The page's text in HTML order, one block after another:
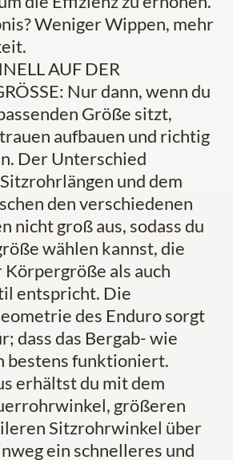
Weniger Wippen, mehr
AUF DER
Nur dann, wenn du
Größe sitzt,
aufbauen und richtig
Der Unterschied
und dem
den verschiedenen
nicht groß aus, sodass du
wählen kannst, die
als auch
entspricht. Die
des Enduro sorgt
dass das Bergab- wie
bestens funktioniert.
erhältst du mit dem
größeren
Sitzrohrwinkel über
ein schnelleres und